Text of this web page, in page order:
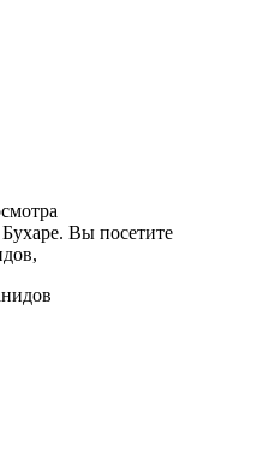
Вы посетите